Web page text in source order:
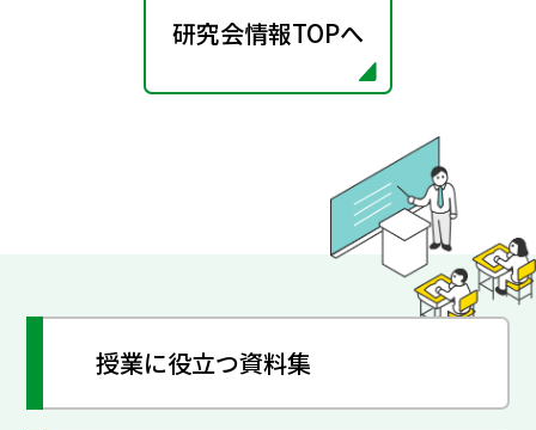
研究会情報TOPへ
授業に役立つ資料集